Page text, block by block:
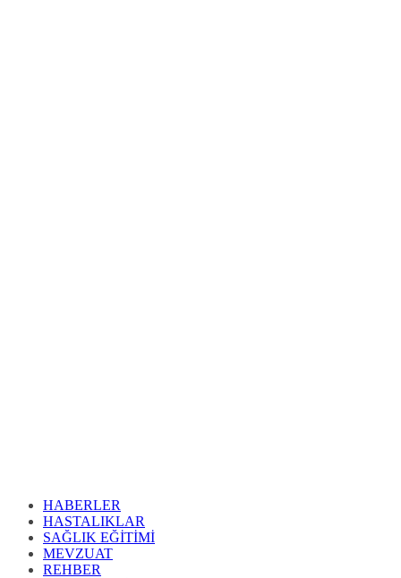
HABERLER
HASTALIKLAR
SAĞLIK EĞİTİMİ
MEVZUAT
REHBER